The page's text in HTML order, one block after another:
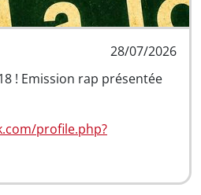
28/07/2026
! Emission rap présentée
profile.php?